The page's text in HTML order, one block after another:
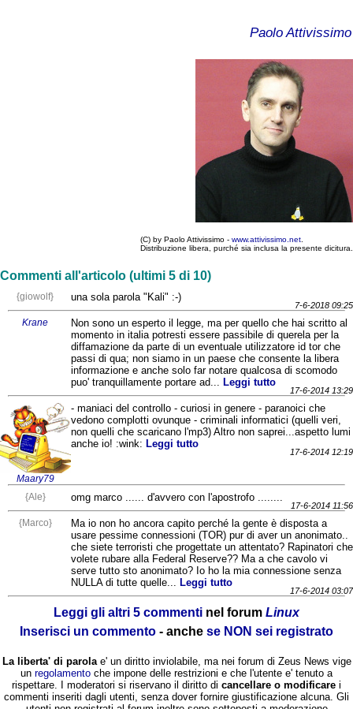
Paolo Attivissimo
(C) by Paolo Attivissimo - www.attivissimo.net
Distribuzione libera, purché sia inclusa la presente dicitura.
Commenti all'articolo (ultimi 5 di 10)
{giowolf} una sola parola "Kali" :-)
7-6-2018 09:25
Krane
Non sono un esperto il legge, ma per quello che hai scritto al
momento in italia potresti essere passibile di querela per la
diffamazione da parte di un eventuale utilizzatore id tor che
passi di qua; non siamo in un paese che consente la libera
informazione e anche solo far notare qualcosa di scomodo
puo' tranquillamente portare ad... Leggi tutto
17-6-2014 13:29
Maary79
- maniaci del controllo - curiosi in genere - paranoici che
vedono complotti ovunque - criminali informatici (quelli veri,
non quelli che scaricano l'mp3) Altro non saprei...aspetto lumi
anche io! :wink: Leggi tutto
17-6-2014 12:19
{Ale} omg marco ...... d'avvero con l'apostrofo ........
17-6-2014 11:56
{Marco}
Ma io non ho ancora capito perché la gente è disposta a
usare pessime connessioni (TOR) pur di aver un anonimato..
che siete terroristi che progettate un attentato? Rapinatori che
volete rubare alla Federal Reserve?? Ma a che cavolo vi
serve tutto sto anonimato? Io ho la mia connessione senza
NULLA di tutte quelle...
Leggi tutto
17-6-2014 03:07
Leggi gli altri 5 commenti nel forum Linux
Inserisci un commento - anche se NON sei registrato
La liberta' di parolae' un diritto inviolabile, ma nei forum di Zeus News vige
un regolamento che impone delle restrizioni e che l'utente e' tenuto a
rispettare. I moderatori si riservano il diritto di cancellare o modificare i
commenti inseriti dagli utenti, senza dover fornire giustificazione alcuna. Gli